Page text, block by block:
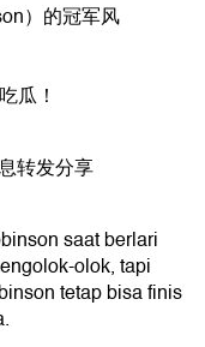
）的冠军风
瓜！
转发分享
saat berlari
olok, tapi
tetap bisa finis